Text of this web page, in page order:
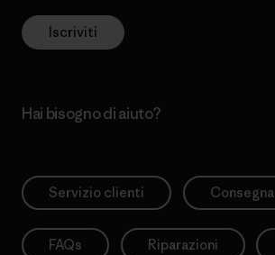
Iscriviti
Hai bisogno di aiuto?
Servizio clienti Consegna
FAQs Riparazioni